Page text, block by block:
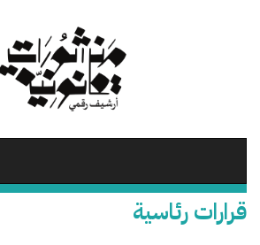
قرارات رئاسية